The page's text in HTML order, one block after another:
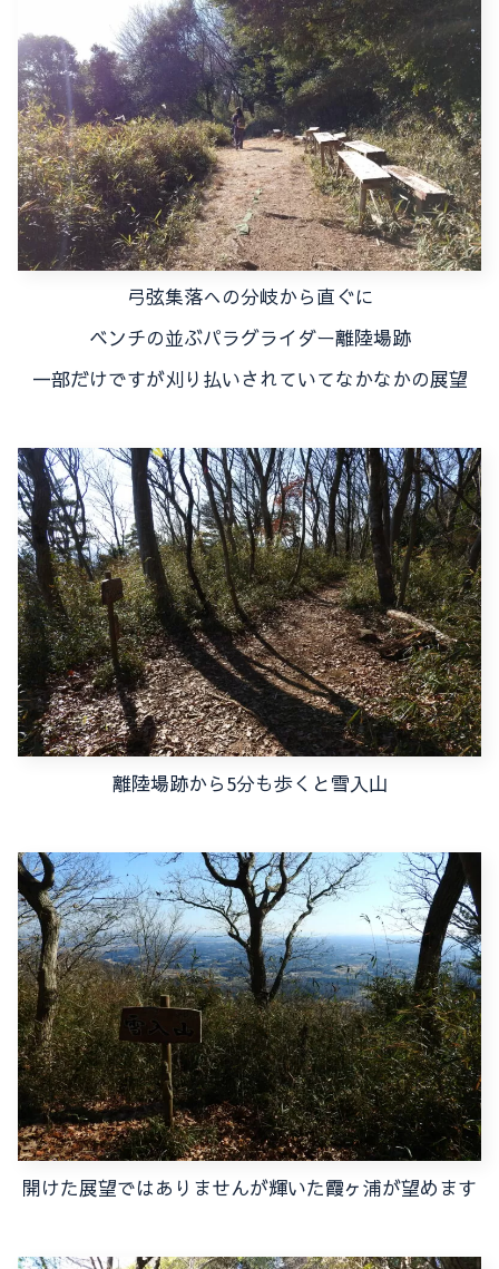
弓弦集落への分岐から直ぐに
ベンチの並ぶパラグライダー離陸場跡
一部だけですが刈り払いされていてなかなかの展望
離陸場跡から5分も歩くと雪入山
開けた展望ではありませんが輝いた霞ヶ浦が望めます